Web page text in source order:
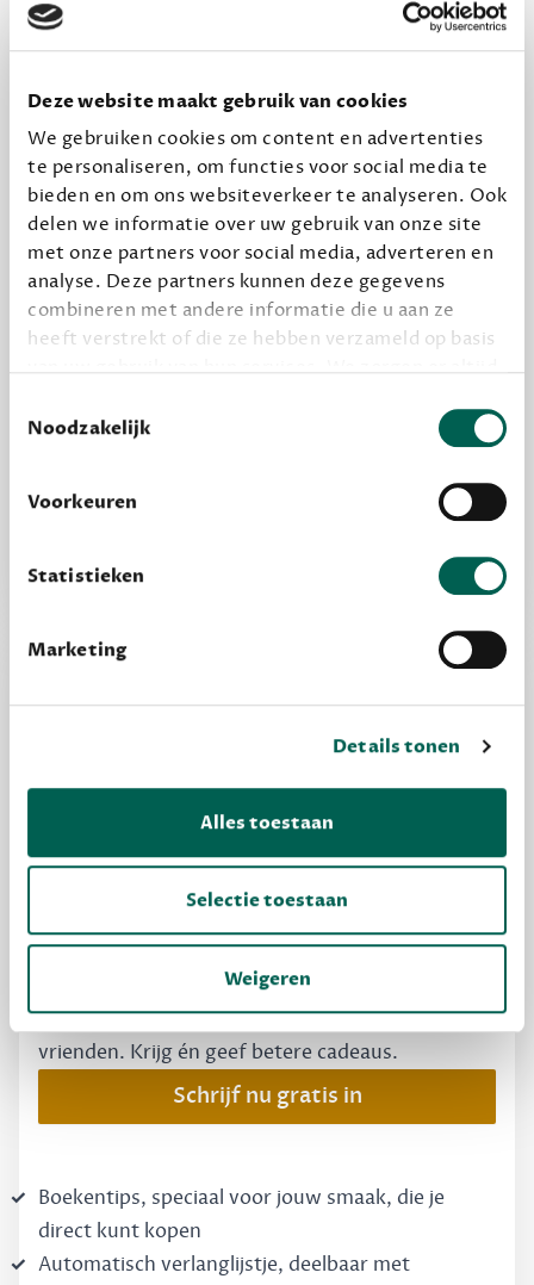
Deze website maakt gebruik van cookies
We gebruiken cookies om content en advertenties
te personaliseren, om functies voor social media te
bieden en om ons websiteverkeer te analyseren. Ook
delen we informatie over uw gebruik van onze site
met onze partners voor social media, adverteren en
analyse. Deze partners kunnen deze gegevens
combineren met andere informatie die u aan ze
heeft verstrekt of die ze hebben verzameld op basis
grondslag gebeurt, en er niet onnodig data van je
wordt verwerkt. Gevoelige persoonsgegevens delen
Noodzakelijk
Voorkeuren
Statistieken
Marketing
Details tonen
Alles toestaan
Selectie toestaan
Weigeren
ONS MEESTGEKOZEN BOEKENPAKKET
Dewey Plus
Een originele manier om je reading challenge te
halen.
12,50 per maand, incl. verzending
Geef cadeau
Word een bovengemiddelde lezer met 6 boeken
Vooraf een tipje van de sluier, zodat je kunt
Krijg boekentips, persoonlijk voor jou en je
vrienden. Krijg én geef betere cadeaus.
Schrijf nu gratis in
Boekentips, speciaal voor jouw smaak, die je
direct kunt kopen
Automatisch verlanglijstje, deelbaar met